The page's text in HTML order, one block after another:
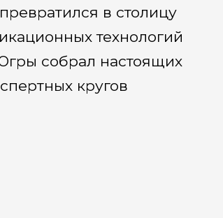
в столицу
технологий
собрал настоящих
кругов